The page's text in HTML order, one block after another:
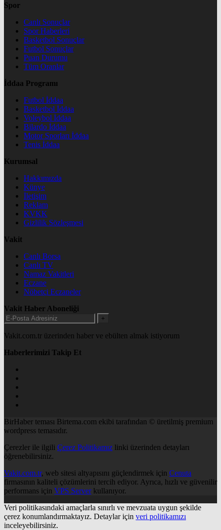
Spor
Canlı Sonuçlar
Spor Haberleri
Basketbol Sonuçlar
Futbol Sonuçlar
Puan Durumu
Tüm Oranlar
İddaa Programı
Futbol İddaa
Basketbol İddaa
Voleybol İddaa
Bilardo İddaa
Motor Sporları İddaa
Tenis İddaa
Kurumsal
Hakkımızda
Künye
İletişim
Reklam
KVKK
Gizlilik Sözleşmesi
Vakit
Canlı Borsa
Canlı TV
Namaz Vakitleri
Eczane
Nöbetçi Eczaneler
Vakit Haber Aboneliği
+
Vakit.com.tr üzerinden haber ve ebülten almak istiyorum
Haberlerimizi Takip Et
BirHaber teması Birtema.com ekibi tarafından © üretilmiş premium
wordpress temasıdır.
Çerezler ile ilgili Çerez Politikamız linki üzerinden detayları
öğrenebilirsiniz.
Vakit.com.tr, web sitesi altyapısını güçlendirmek için Cenuta
firmasının kaliteli çözümlerini tercih ediyor. Ayrıca, hızlı ve güvenilir
performans için VPS Serverkullanıyor.
Veri politikasındaki amaçlarla sınırlı ve mevzuata uygun şekilde
çerez konumlandırmaktayız. Detaylar için veri politikamızı
inceleyebilirsiniz.